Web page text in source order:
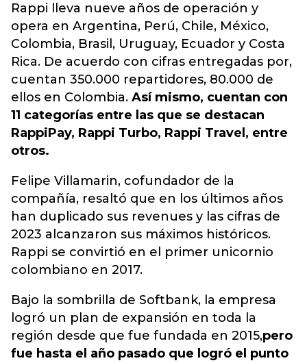
Rappi lleva nueve años de operación y
opera en Argentina, Perú, Chile, México,
Colombia, Brasil, Uruguay, Ecuador y Costa
Rica. De acuerdo con cifras entregadas por,
cuentan 350.000 repartidores, 80.000 de
ellos en Colombia. Así mismo, cuentan con
11 categorías entre las que se destacan
RappiPay, Rappi Turbo, Rappi Travel, entre
otros.
Felipe Villamarin, cofundador de la
compañía, resaltó que en los últimos años
han duplicado sus revenues y las cifras de
2023 alcanzaron sus máximos históricos.
Rappi se convirtió en el primer unicornio
colombiano en 2017.
Bajo la sombrilla de Softbank, la empresa
logró un plan de expansión en toda la
región desde que fue fundada en 2015,pero
fue hasta el año pasado que logró el punto